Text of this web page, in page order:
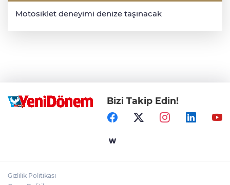
Motosiklet deneyimi denize taşınacak
Bizi Takip Edin!
Gizlilik Politikası